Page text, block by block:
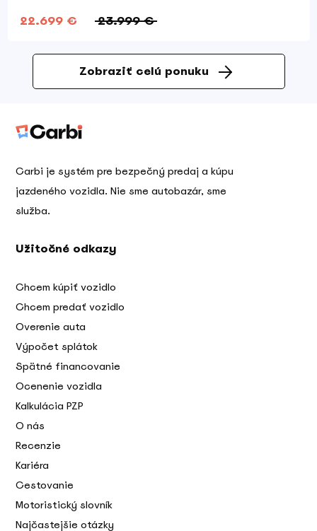
22.699 € 23.999 €
Zobraziť celú ponuku
Carbi je systém pre bezpečný predaj a kúpu
jazdeného vozidla. Nie sme autobazár, sme
služba.
Užitočné odkazy
Chcem kúpiť vozidlo
Chcem predať vozidlo
Overenie auta
Výpočet splátok
Spätné financovanie
Ocenenie vozidla
Kalkulácia PZP
O nás
Recenzie
Kariéra
Cestovanie
Motoristický slovník
Najčastejšie otázky